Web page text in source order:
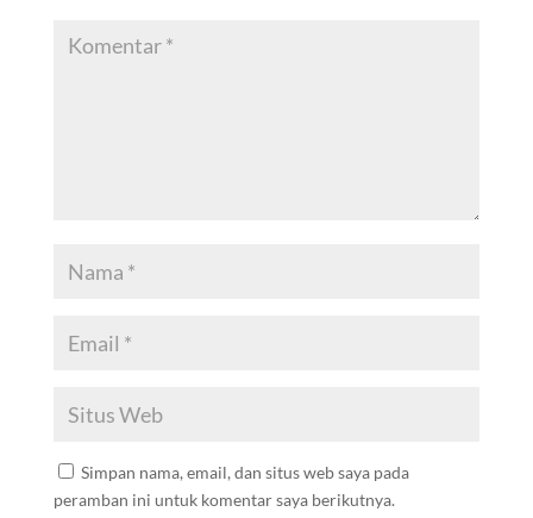
Simpan nama, email, dan situs web saya pada
peramban ini untuk komentar saya berikutnya.